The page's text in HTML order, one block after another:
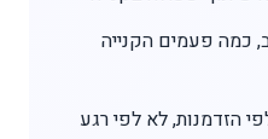
כמה פעמים הקנייה